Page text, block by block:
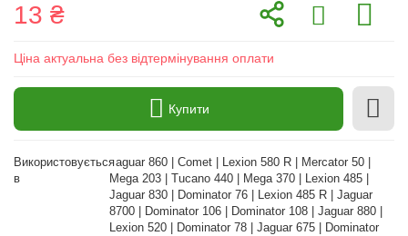
13 ₴
Ціна актуальна без відтермінування оплати
Купити
Використовується
в
Jaguar 860 | Comet | Lexion 580 R | Mercator 50 |
Mega 203 | Tucano 440 | Mega 370 | Lexion 485 |
Jaguar 830 | Dominator 76 | Lexion 485 R | Jaguar
8700 | Dominator 106 | Dominator 108 | Jaguar 880 |
Lexion 520 | Dominator 78 | Jaguar 675 | Dominator